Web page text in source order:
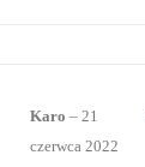
Karo – 21
czerwca 2022